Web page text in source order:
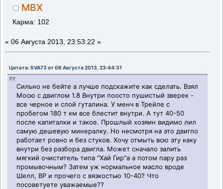
MBX
Карма: 102
« 06 Августа 2013, 23:53:22 »
Цитата: SVA73 от 06 Августа 2013, 23:44:31
Сильно не бейте а лучше подскажите как сделать. Взял
Мосю с двиглом 1.8 Внутри поосто пушистый зверек -
все черное и слой гуталина. У менч в Трейле с
пробегом 180 т км все блестит внутри. А тут 40-50
после капиталки и такое. Прошлый хозяин видимо лил
самую дешевую минералку. Но несмотря на это двигло
работает ровно и без стуков. Хочу отмыть всю эту каку
внутри без разбора двигла. Может сначало залить
мягкий очиститель типа "Хай Гир"а а потом пару раз
промывочным? Затем уж нормальное масло вроде
Шелл, ВР и прочего с вязкостью 10-40? Что
посоветуете уважаемые??